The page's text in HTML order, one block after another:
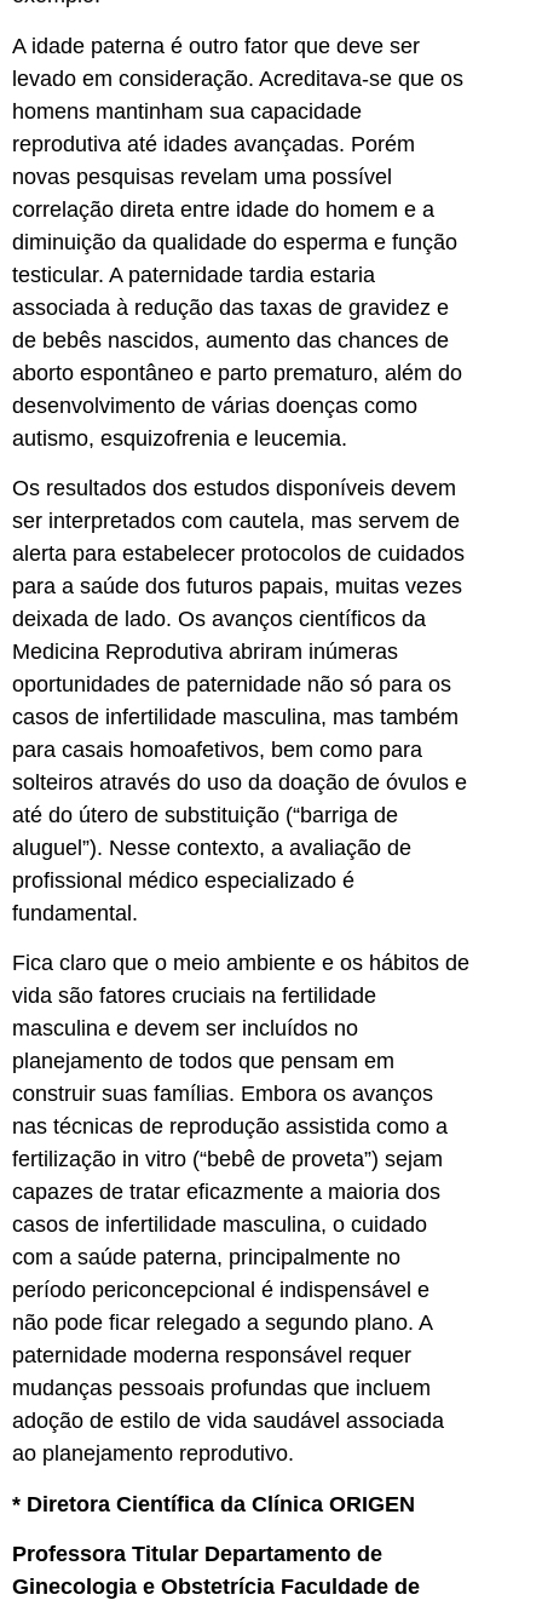
A idade paterna é outro fator que deve ser
levado em consideração. Acreditava-se que os
homens mantinham sua capacidade
reprodutiva até idades avançadas. Porém
novas pesquisas revelam uma possível
correlação direta entre idade do homem e a
diminuição da qualidade do esperma e função
testicular. A paternidade tardia estaria
associada à redução das taxas de gravidez e
de bebês nascidos, aumento das chances de
aborto espontâneo e parto prematuro, além do
desenvolvimento de várias doenças como
autismo, esquizofrenia e leucemia.
Os resultados dos estudos disponíveis devem
ser interpretados com cautela, mas servem de
alerta para estabelecer protocolos de cuidados
para a saúde dos futuros papais, muitas vezes
deixada de lado. Os avanços científicos da
Medicina Reprodutiva abriram inúmeras
oportunidades de paternidade não só para os
casos de infertilidade masculina, mas também
para casais homoafetivos, bem como para
solteiros através do uso da doação de óvulos e
até do útero de substituição (“barriga de
aluguel”). Nesse contexto, a avaliação de
profissional médico especializado é
fundamental.
Fica claro que o meio ambiente e os hábitos de
vida são fatores cruciais na fertilidade
masculina e devem ser incluídos no
planejamento de todos que pensam em
construir suas famílias. Embora os avanços
nas técnicas de reprodução assistida como a
fertilização in vitro (“bebê de proveta”) sejam
capazes de tratar eficazmente a maioria dos
casos de infertilidade masculina, o cuidado
com a saúde paterna, principalmente no
período periconcepcional é indispensável e
não pode ficar relegado a segundo plano. A
paternidade moderna responsável requer
mudanças pessoais profundas que incluem
adoção de estilo de vida saudável associada
ao planejamento reprodutivo.
* Diretora Científica da Clínica ORIGEN
Professora Titular Departamento de
Ginecologia e Obstetrícia Faculdade de